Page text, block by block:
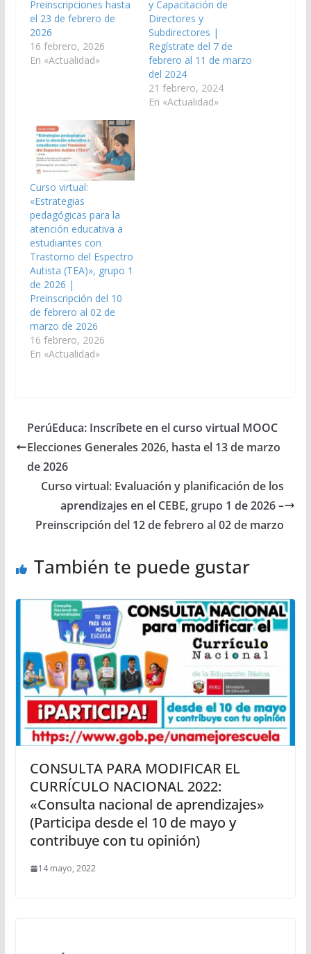
Preinscripciones hasta
el 23 de febrero de
2026
16 febrero, 2026
En «Actualidad»
y Capacitación de
Directores y
Subdirectores |
Regístrate del 7 de
febrero al 11 de marzo
del 2024
21 febrero, 2024
En «Actualidad»
Curso virtual:
«Estrategias
pedagógicas para la
atención educativa a
estudiantes con
Trastorno del Espectro
Autista (TEA)», grupo 1
de 2026 |
Preinscripción del 10
de febrero al 02 de
marzo de 2026
16 febrero, 2026
En «Actualidad»
PerúEduca: Inscríbete en el curso virtual MOOC
Elecciones Generales 2026, hasta el 13 de marzo
de 2026
Curso virtual: Evaluación y planificación de los
aprendizajes en el CEBE, grupo 1 de 2026 –
Preinscripción del 12 de febrero al 02 de marzo
También te puede gustar
CONSULTA PARA MODIFICAR EL
CURRÍCULO NACIONAL 2022:
«Consulta nacional de aprendizajes»
(Participa desde el 10 de mayo y
contribuye con tu opinión)
14 mayo, 2022